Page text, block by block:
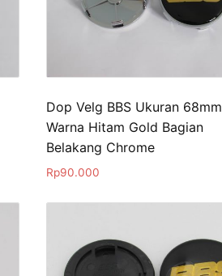
Dop Velg BBS Ukuran 68mm
Warna Hitam Gold Bagian
Belakang Chrome
Rp90.000